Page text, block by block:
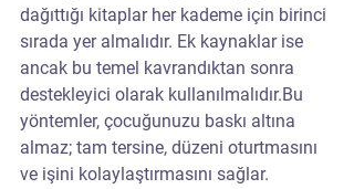
dağıttığı kitaplar her kademe için birinci
sırada yer almalıdır. Ek kaynaklar ise
ancak bu temel kavrandıktan sonra
destekleyici olarak kullanılmalıdır.Bu
yöntemler, çocuğunuzu baskı altına
almaz; tam tersine, düzeni oturtmasını
ve işini kolaylaştırmasını sağlar.